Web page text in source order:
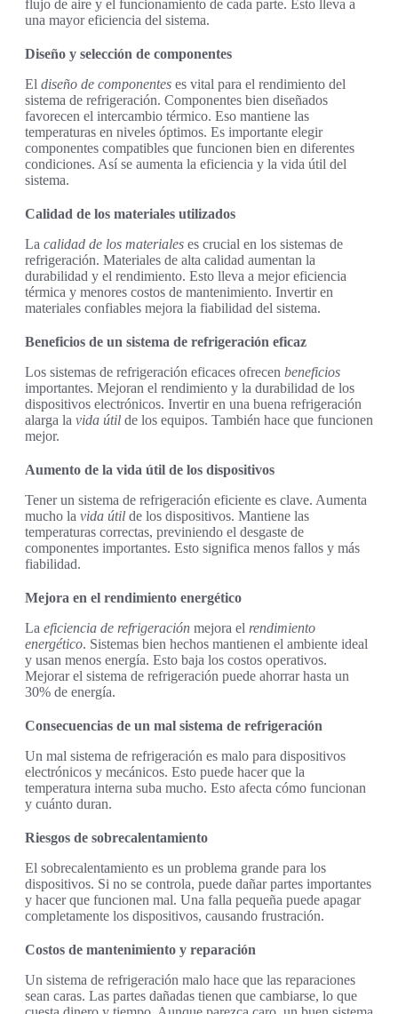
flujo de aire y el funcionamiento de cada parte. Esto lleva a
una mayor eficiencia del sistema.
Diseño y selección de componentes
El diseño de componentes es vital para el rendimiento del
sistema de refrigeración. Componentes bien diseñados
favorecen el intercambio térmico. Eso mantiene las
temperaturas en niveles óptimos. Es importante elegir
componentes compatibles que funcionen bien en diferentes
condiciones. Así se aumenta la eficiencia y la vida útil del
sistema.
Calidad de los materiales utilizados
La calidad de los materiales es crucial en los sistemas de
refrigeración. Materiales de alta calidad aumentan la
durabilidad y el rendimiento. Esto lleva a mejor eficiencia
térmica y menores costos de mantenimiento. Invertir en
materiales confiables mejora la fiabilidad del sistema.
Beneficios de un sistema de refrigeración eficaz
Los sistemas de refrigeración eficaces ofrecen beneficios
importantes. Mejoran el rendimiento y la durabilidad de los
dispositivos electrónicos. Invertir en una buena refrigeración
alarga la vida útil de los equipos. También hace que funcionen
mejor.
Aumento de la vida útil de los dispositivos
Tener un sistema de refrigeración eficiente es clave. Aumenta
mucho la vida útil de los dispositivos. Mantiene las
temperaturas correctas, previniendo el desgaste de
componentes importantes. Esto significa menos fallos y más
fiabilidad.
Mejora en el rendimiento energético
La eficiencia de refrigeración mejora el rendimiento
energético. Sistemas bien hechos mantienen el ambiente ideal
y usan menos energía. Esto baja los costos operativos.
Mejorar el sistema de refrigeración puede ahorrar hasta un
30% de energía.
Consecuencias de un mal sistema de refrigeración
Un mal sistema de refrigeración es malo para dispositivos
electrónicos y mecánicos. Esto puede hacer que la
temperatura interna suba mucho. Esto afecta cómo funcionan
y cuánto duran.
Riesgos de sobrecalentamiento
El sobrecalentamiento es un problema grande para los
dispositivos. Si no se controla, puede dañar partes importantes
y hacer que funcionen mal. Una falla pequeña puede apagar
completamente los dispositivos, causando frustración.
Costos de mantenimiento y reparación
Un sistema de refrigeración malo hace que las reparaciones
sean caras. Las partes dañadas tienen que cambiarse, lo que